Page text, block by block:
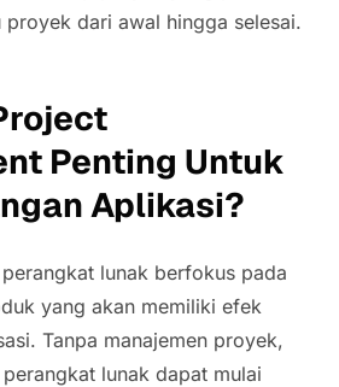
proyek dari awal hingga selesai.
Penting Untuk
Aplikasi?
lunak berfokus pada
yang akan memiliki efek
Tanpa manajemen proyek,
lunak dapat mulai